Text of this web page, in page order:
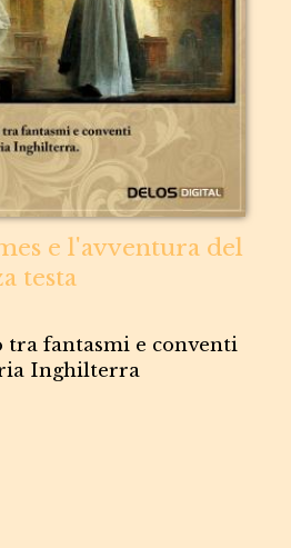
e l'avventura del
testa
tra fantasmi e conventi
Inghilterra